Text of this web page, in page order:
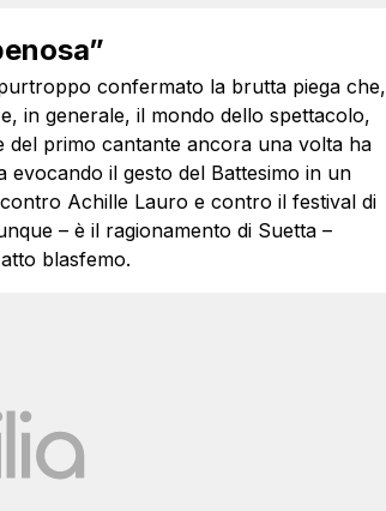
confermato la brutta piega che,
in generale, il mondo dello spettacolo,
del primo cantante ancora una volta ha
il gesto del Battesimo in un
Achille Lauro e contro il festival di
– è il ragionamento di Suetta –
blasfemo.